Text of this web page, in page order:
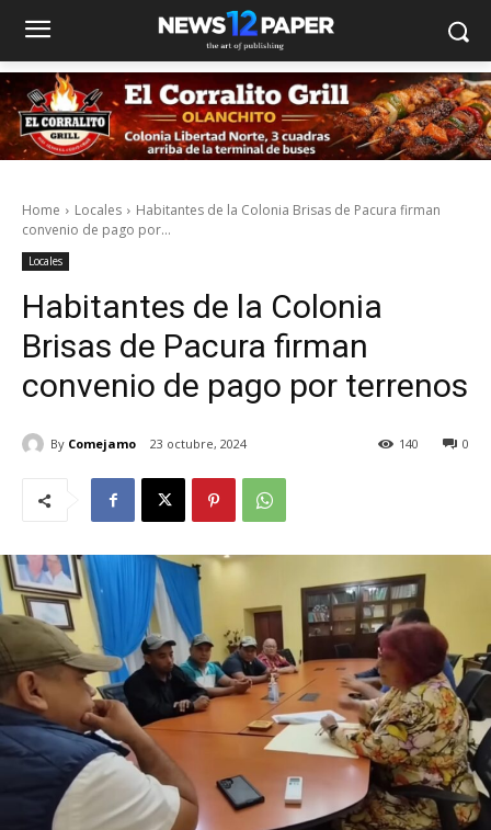
Home Locales
Habitantes de la Colonia Brisas de Pacura firman
convenio de pago por...
Locales
Habitantes de la Colonia
Brisas de Pacura firman
convenio de pago por terrenos
By Comejamo 23 octubre, 2024 0
140